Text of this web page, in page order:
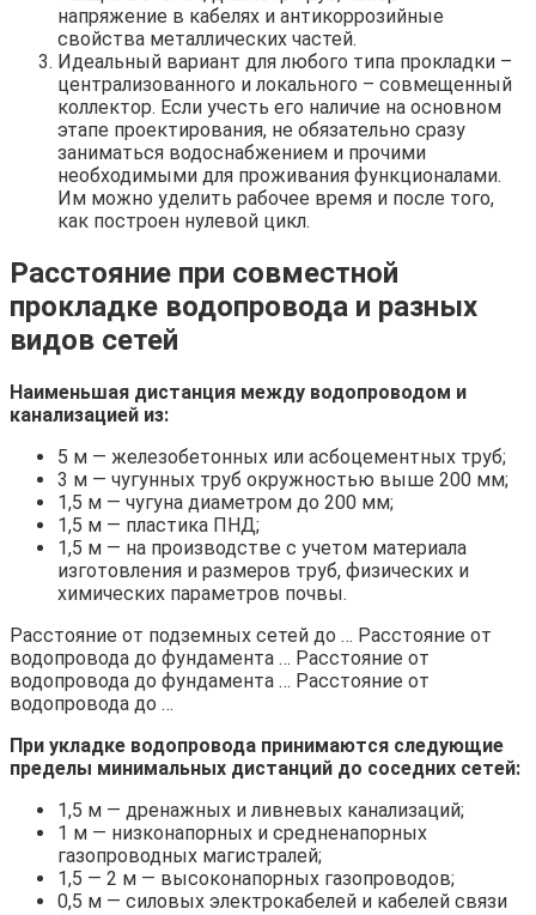
напряжение в кабелях и антикоррозийные
свойства металлических частей.
Идеальный вариант для любого типа прокладки –
централизованного и локального – совмещенный
коллектор. Если учесть его наличие на основном
этапе проектирования, не обязательно сразу
заниматься водоснабжением и прочими
необходимыми для проживания функционалами.
Им можно уделить рабочее время и после того,
как построен нулевой цикл.
Расстояние при совместной
прокладке водопровода и разных
видов сетей
Наименьшая дистанция между водопроводом и
канализацией из:
5 м — железобетонных или асбоцементных труб;
3 м — чугунных труб окружностью выше 200 мм;
1,5 м — чугуна диаметром до 200 мм;
1,5 м — пластика ПНД;
1,5 м — на производстве с учетом материала
изготовления и размеров труб, физических и
химических параметров почвы.
Расстояние от подземных сетей до … Расстояние от
водопровода до фундамента … Расстояние от
водопровода до фундамента … Расстояние от
водопровода до …
При укладке водопровода принимаются следующие
пределы минимальных дистанций до соседних сетей:
1,5 м — дренажных и ливневых канализаций;
1 м — низконапорных и средненапорных
газопроводных магистралей;
1,5 — 2 м — высоконапорных газопроводов;
0,5 м — силовых электрокабелей и кабелей связи